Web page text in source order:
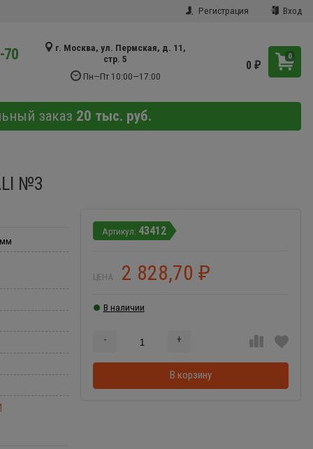
Регистрация Вход
70
г. Москва, ул. Пермская, д. 11,
стр. 5
Пн—Пт 10:00—17:00
0
0₽
заказ 20 тыс. руб.
№3
43412
ЦЕНА: 2 828,70₽
В наличии
- +
В корзину